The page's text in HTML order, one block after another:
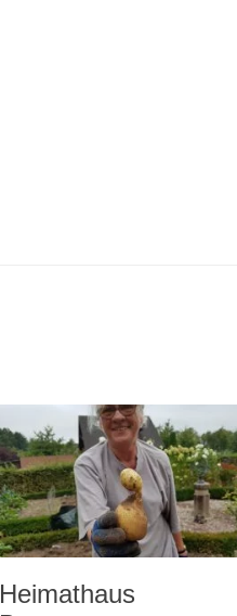
Heimathaus